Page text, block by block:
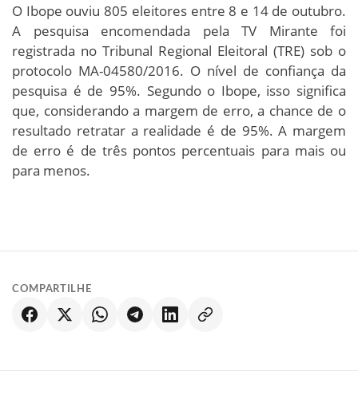
O Ibope ouviu 805 eleitores entre 8 e 14 de outubro.
A pesquisa encomendada pela TV Mirante foi
registrada no Tribunal Regional Eleitoral (TRE) sob o
protocolo MA-04580/2016. O nível de confiança da
pesquisa é de 95%. Segundo o Ibope, isso significa
que, considerando a margem de erro, a chance de o
resultado retratar a realidade é de 95%. A margem
de erro é de três pontos percentuais para mais ou
para menos.
COMPARTILHE